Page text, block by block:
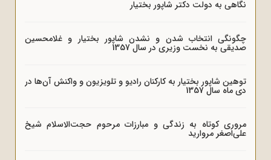
نگاهی به دولت دکتر شاپور بختیار
چگونگی انتخاب شدن و نشدن شاپور بختیار و غلامحسین
صدیقی به نخست وزیری در سال 1357
توهین شاپور بختیار به کارکنان رادیو و تلویزیون و واکنش آن‌ها در
دی ماه سال 1357
مروری کوتاه به زندگی و مبارزات مرحوم حجت‌الاسلام شیخ
علی‌اصغر مروارید